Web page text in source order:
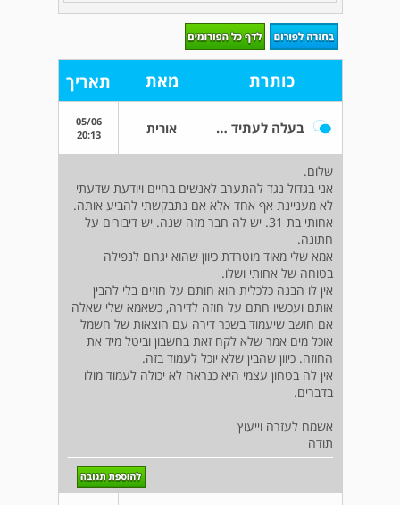
כותרת מאת תאריך
בעלה לעתיד של אחותי אורית
05/06
20:13
שלום.
אני בגדול נגד להתערב לאנשים בחיים ויודעת שדעתי
לא מעניינת אף אחד אלא אם נתבקשתי להביע אותה.
אחותי בת 31. יש לה חבר מזה שנה. יש דיבורים על
חתונה.
אמא שלי מאוד מוטרדת כיוון שהוא יגרום לנפילה
בטוחה של אחותי ושלו.
אין לו הבנה כלכלית הוא חותם על חוזים בלי להבין
אותם ועכשיו חתם על חוזה לדירה, כשאמא שלי שאלה
אם חושב שיעמוד בשכר דירה עם הוצאות של חשמל
אוכל מים אמר שלא לקח זאת בחשבון וביטל מיד את
החוזה. כיוון שהבין שלא יוכל לעמוד בזה.
אין לה בטחון עצמי היא כנראה לא יכולה לעמוד מולו
בדברים.
אשמח לעזרה וייעוץ
תודה